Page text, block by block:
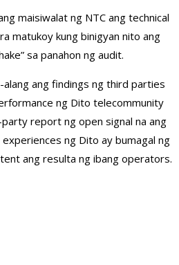
maisiwalat ng NTC ang technical
matukoy kung binigyan nito ang
sa panahon ng audit.
alang ang findings ng third parties
ng Dito telecommunity
report ng open signal na ang
ng Dito ay bumagal ng
ang resulta ng ibang operators.